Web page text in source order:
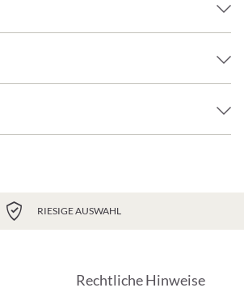
RIESIGE AUSWAHL
Rechtliche Hinweise